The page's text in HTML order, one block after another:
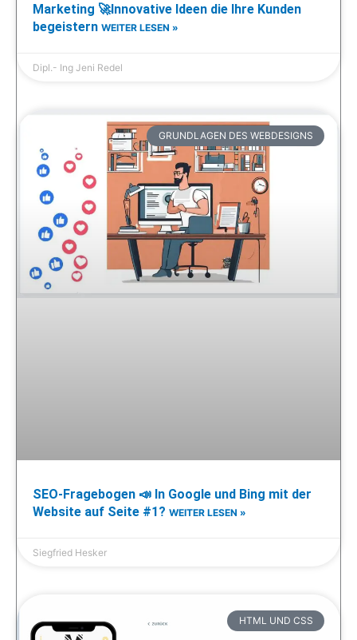
Marketing 🚀Innovative Ideen die Ihre Kunden
begeistern WEITER LESEN »
Dipl.- Ing Jeni Redel
GRUNDLAGEN DES WEBDESIGNS
SEO-Fragebogen 📣 In Google und Bing mit der
Website auf Seite #1? WEITER LESEN »
Siegfried Hesker
HTML UND CSS